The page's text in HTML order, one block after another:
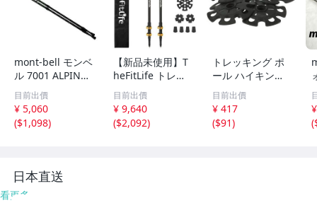
mont-bell モンベ
ル 7001 ALPINE
POLE トレッキン
グポールペア AN
TI SHOCK I型グ
リップ ストック
目前出價
¥ 5,060
($1,098)
【新品未使用】T
heFitLife トレッ
キングポール カ
ーボン 登山 スト
ック 軽量 伸縮57
-120cm レバーロ
目前出價
¥ 9,640
($2,092)
トレッキング ポ
ール ハイキング
交換用 ゴム スノ
ーフレークバスケ
ット 4個
目前出價
¥ 417
($91)
(
日本直送
看更多